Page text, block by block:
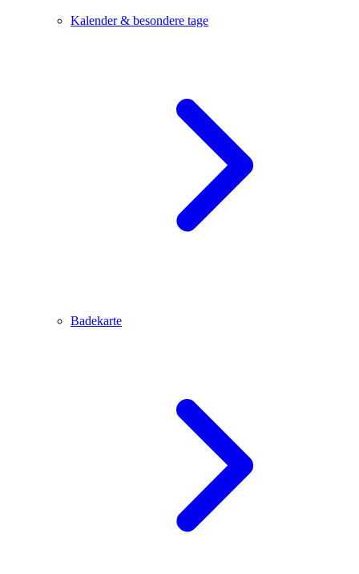
Kalender & besondere tage
Badekarte